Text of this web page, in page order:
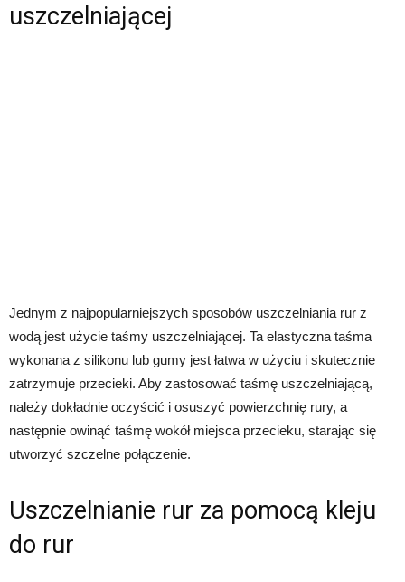
uszczelniającej
Jednym z najpopularniejszych sposobów uszczelniania rur z
wodą jest użycie taśmy uszczelniającej. Ta elastyczna taśma
wykonana z silikonu lub gumy jest łatwa w użyciu i skutecznie
zatrzymuje przecieki. Aby zastosować taśmę uszczelniającą,
należy dokładnie oczyścić i osuszyć powierzchnię rury, a
następnie owinąć taśmę wokół miejsca przecieku, starając się
utworzyć szczelne połączenie.
Uszczelnianie rur za pomocą kleju
do rur